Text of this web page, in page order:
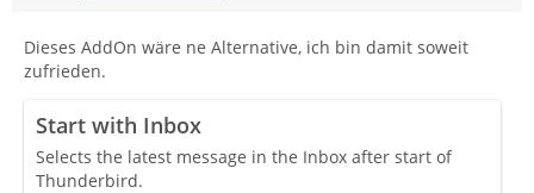
Dieses AddOn wäre ne Alternative, ich bin damit soweit
zufrieden.
Start with Inbox
Selects the latest message in the Inbox after start of
Thunderbird.